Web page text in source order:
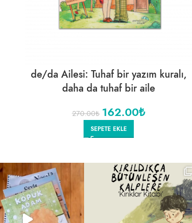
de/da Ailesi: Tuhaf bir yazım kuralı,
daha da tuhaf bir aile
270.00₺ 162.00₺
SEPETE EKLE